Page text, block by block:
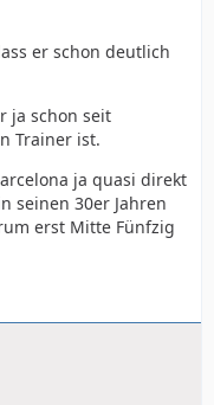
er schon deutlich
ja schon seit
Trainer ist.
ja quasi direkt
seinen 30er Jahren
erst Mitte Fünfzig